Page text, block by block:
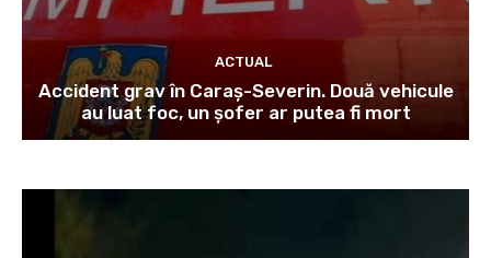
ACTUAL
Accident grav în Caraș-Severin. Două vehicule
au luat foc, un șofer ar putea fi mort